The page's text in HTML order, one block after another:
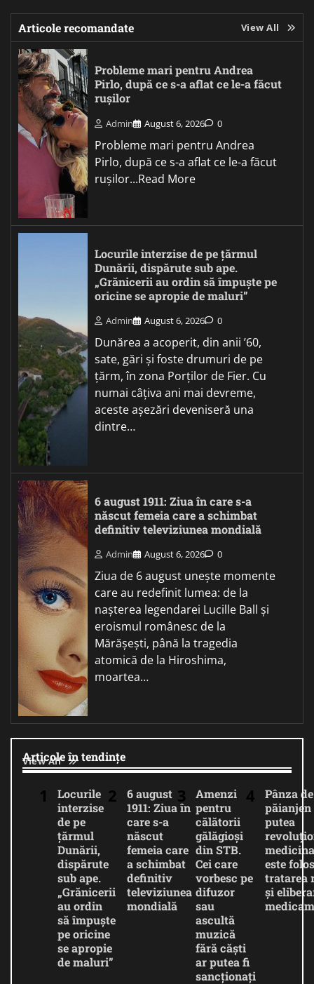
Articole recomandate View All
Probleme mari pentru Andrea
Pirlo, după ce s-a aflat ce le-a făcut
rușilor
Admin August 6, 2026 0
Probleme mari pentru Andrea
Pirlo, după ce s-a aflat ce le-a făcut
rușilor...Read More
Locurile interzise de pe țărmul
Dunării, dispărute sub ape.
„Grănicerii au ordin să împuște pe
oricine se apropie de maluri”
Admin August 6, 2026 0
Dunărea a acoperit, din anii ’60,
sate, gări și foste drumuri de pe
țărm, în zona Porților de Fier. Cu
numai câțiva ani mai devreme,
aceste așezări deveniseră una
dintre…
6 august 1911: Ziua în care s-a
născut femeia care a schimbat
definitiv televiziunea mondială
Admin August 6, 2026 0
Ziua de 6 august unește momente
care au redefinit lumea: de la
nașterea legendarei Lucille Ball și
eroismul românesc de la
Mărășești, până la tragedia
atomică de la Hiroshima,
moartea…
Articole în tendințe
View All
Locurile
interzise
de pe
țărmul
Dunării,
dispărute
sub ape.
„Grănicerii
au ordin
să împuște
pe oricine
se apropie
de maluri”
6 august
1911: Ziua în
care s-a
născut
femeia care
a schimbat
definitiv
televiziunea
mondială
Amenzi
pentru
călătorii
gălăgioși
din STB.
Cei care
vorbesc pe
difuzor
sau
ascultă
muzică
fără căști
ar putea fi
sancționați
Pânza de
păianjen
putea
este
tratarea
și